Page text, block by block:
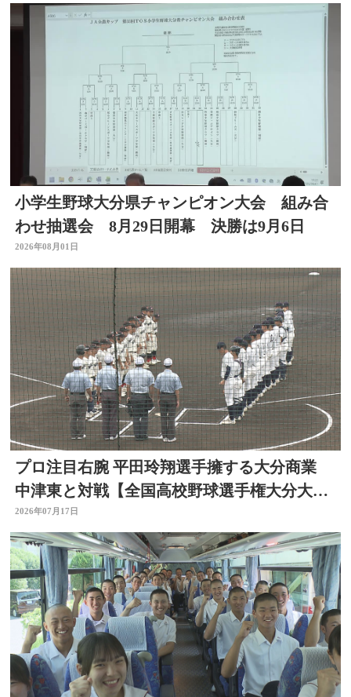
小学生野球大分県チャンピオン大会 組み合
わせ抽選会 8月29日開幕 決勝は9月6日
2026年08月01日
プロ注目右腕 平田玲翔選手擁する大分商業
中津東と対戦【全国高校野球選手権大分大
会】
2026年07月17日